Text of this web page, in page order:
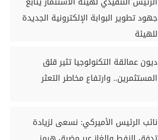
جهود تطوير البوابة الإلكترونية الجديدة
للهيئة
ديون عمالقة التكنولوجيا تثير قلق
المستثمرين.. وارتفاع مخاطر التعثر
نائب الرئيس الأميركي: نسعى لزيادة